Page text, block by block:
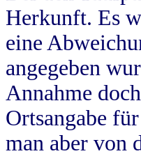
Herkunft. Es
eine
angegeben
Annahme
Ortsangabe
man aber von